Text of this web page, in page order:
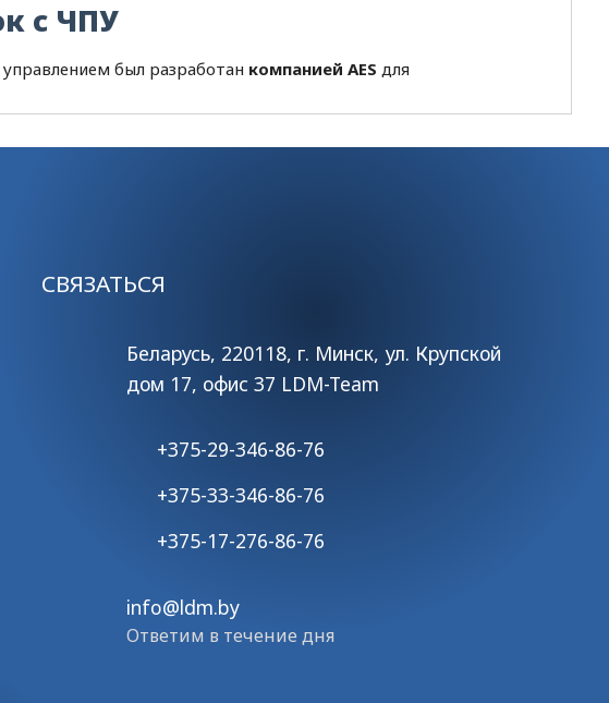
с ЧПУ
был разработан компанией AES для
СВЯЗАТЬСЯ
Беларусь, 220118, г. Минск, ул. Крупской
дом 17, офис 37 LDM-Team
+375-29-346-86-76
+375-33-346-86-76
+375-17-276-86-76
info@ldm.by
Ответим в течение дня